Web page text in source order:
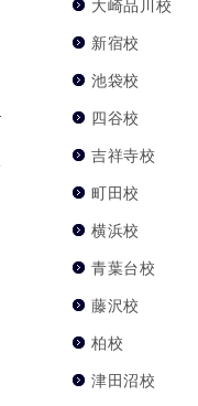
大崎品川校
新宿校
池袋校
四谷校
吉祥寺校
町田校
横浜校
青葉台校
藤沢校
柏校
津田沼校